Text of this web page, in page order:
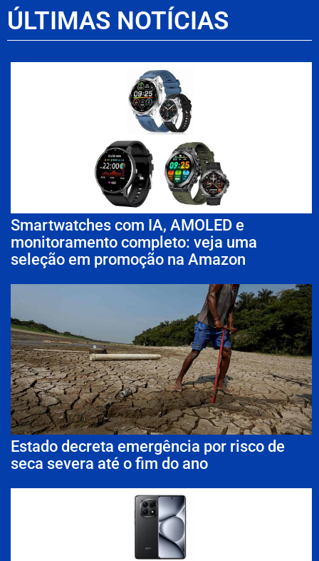
ÚLTIMAS NOTÍCIAS
Smartwatches com IA, AMOLED e
monitoramento completo: veja uma
seleção em promoção na Amazon
Estado decreta emergência por risco de
seca severa até o fim do ano